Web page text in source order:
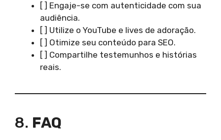
[ ] Engaje-se com autenticidade com sua
audiência.
[ ] Utilize o YouTube e lives de adoração.
[ ] Otimize seu conteúdo para SEO.
[ ] Compartilhe testemunhos e histórias
reais.
8. FAQ